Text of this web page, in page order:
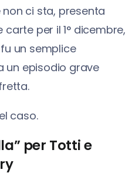
ci sta, presenta
per il 1° dicembre,
un semplice
un episodio grave
caso.
per Totti e